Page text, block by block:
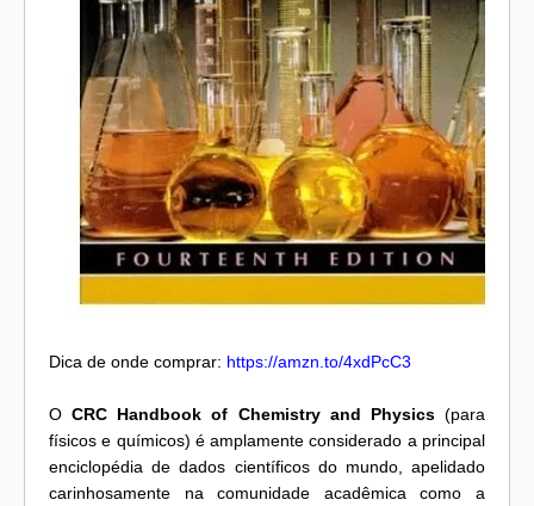
Dica de onde comprar: https://amzn.to/4xdPcC3
OCRC Handbook of Chemistry and Physics(para
físicos e químicos) é amplamente considerado a principal
enciclopédia de dados científicos do mundo, apelidado
carinhosamente na comunidade acadêmica como a